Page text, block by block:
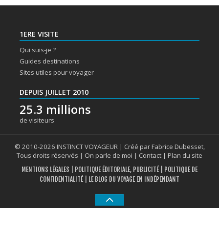
1ERE VISITE
Qui suis-je ?
Guides destinations
Sites utiles pour voyager
DEPUIS JUILLET 2010
25.3 millions
de visiteurs
© 2010-2026 INSTINCT VOYAGEUR | Créé par Fabrice Dubesset,
Tous droits réservés | On parle de moi | Contact | Plan du site
MENTIONS LÉGALES POLITIQUE ÉDITORIALE, PUBLICITÉ
POLITIQUE DE
CONFIDENTIALITÉ | LE BLOG DU VOYAGE EN INDÉPENDANT